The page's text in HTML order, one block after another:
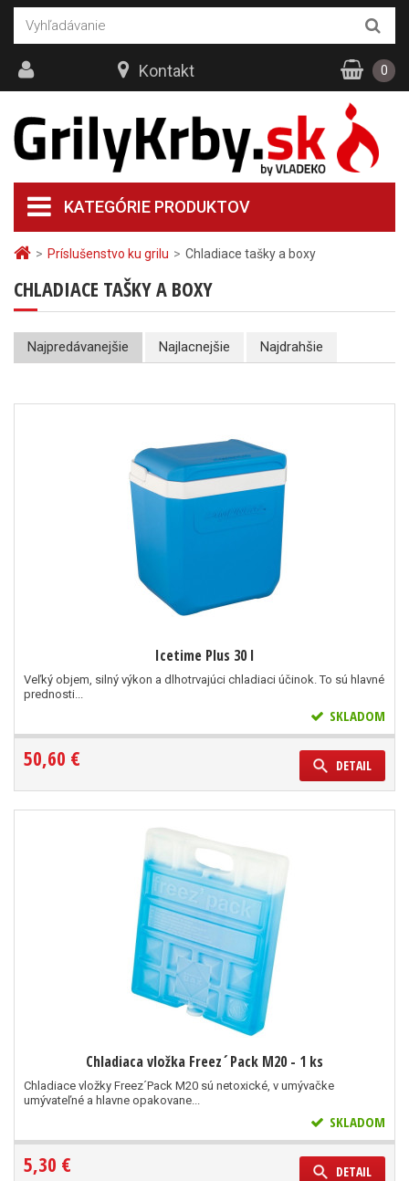
> Príslušenstvo ku grilu > Chladiace tašky a boxy
CHLADIACE TAŠKY A BOXY
Najpredávanejšie Najlacnejšie Najdrahšie
Icetime Plus 30 l
Veľký objem, silný výkon a dlhotrvajúci chladiaci účinok. To sú hlavné
prednosti...
SKLADOM
50,60 € DETAIL
Chladiaca vložka Freez´Pack M20 - 1 ks
Chladiace vložky Freez´Pack M20 sú netoxické, v umývačke
umývateľné a hlavne opakovane...
SKLADOM
5,30 € DETAIL
KATEGÓRIE PRODUKTOV
Kontakt 0